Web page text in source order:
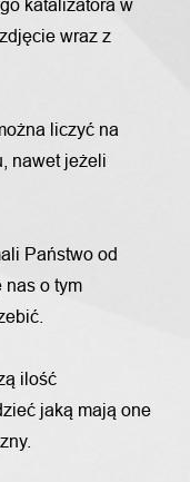
katalizatora w
wraz z
liczyć na
nawet jeżeli
Państwo od
nas o tym
ilość
jaką mają one